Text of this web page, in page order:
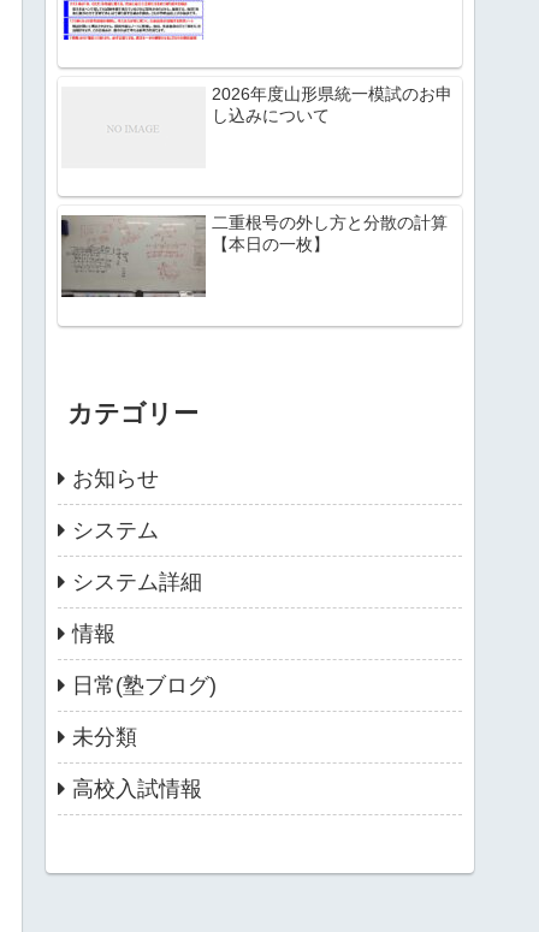
2026年度山形県統一模試のお申
し込みについて
二重根号の外し方と分散の計算
【本日の一枚】
カテゴリー
お知らせ
システム
システム詳細
情報
日常(塾ブログ)
未分類
高校入試情報